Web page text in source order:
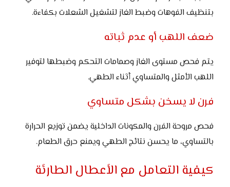
بتنظيف الفوهات وضبط الغاز لتشغيل الشعلات بكفاءة.
ضعف اللهب أو عدم ثباته
يتم فحص مستوى الغاز وصمامات التحكم وضبطها لتوفير
اللهب الأمثل والمتساوي أثناء الطهي.
فرن لا يسخن بشكل متساوي
فحص مروحة الفرن والمكونات الداخلية يضمن توزيع الحرارة
بالتساوي، ما يحسن نتائج الطهي ويمنع حرق الطعام.
كيفية التعامل مع الأعطال الطارئة